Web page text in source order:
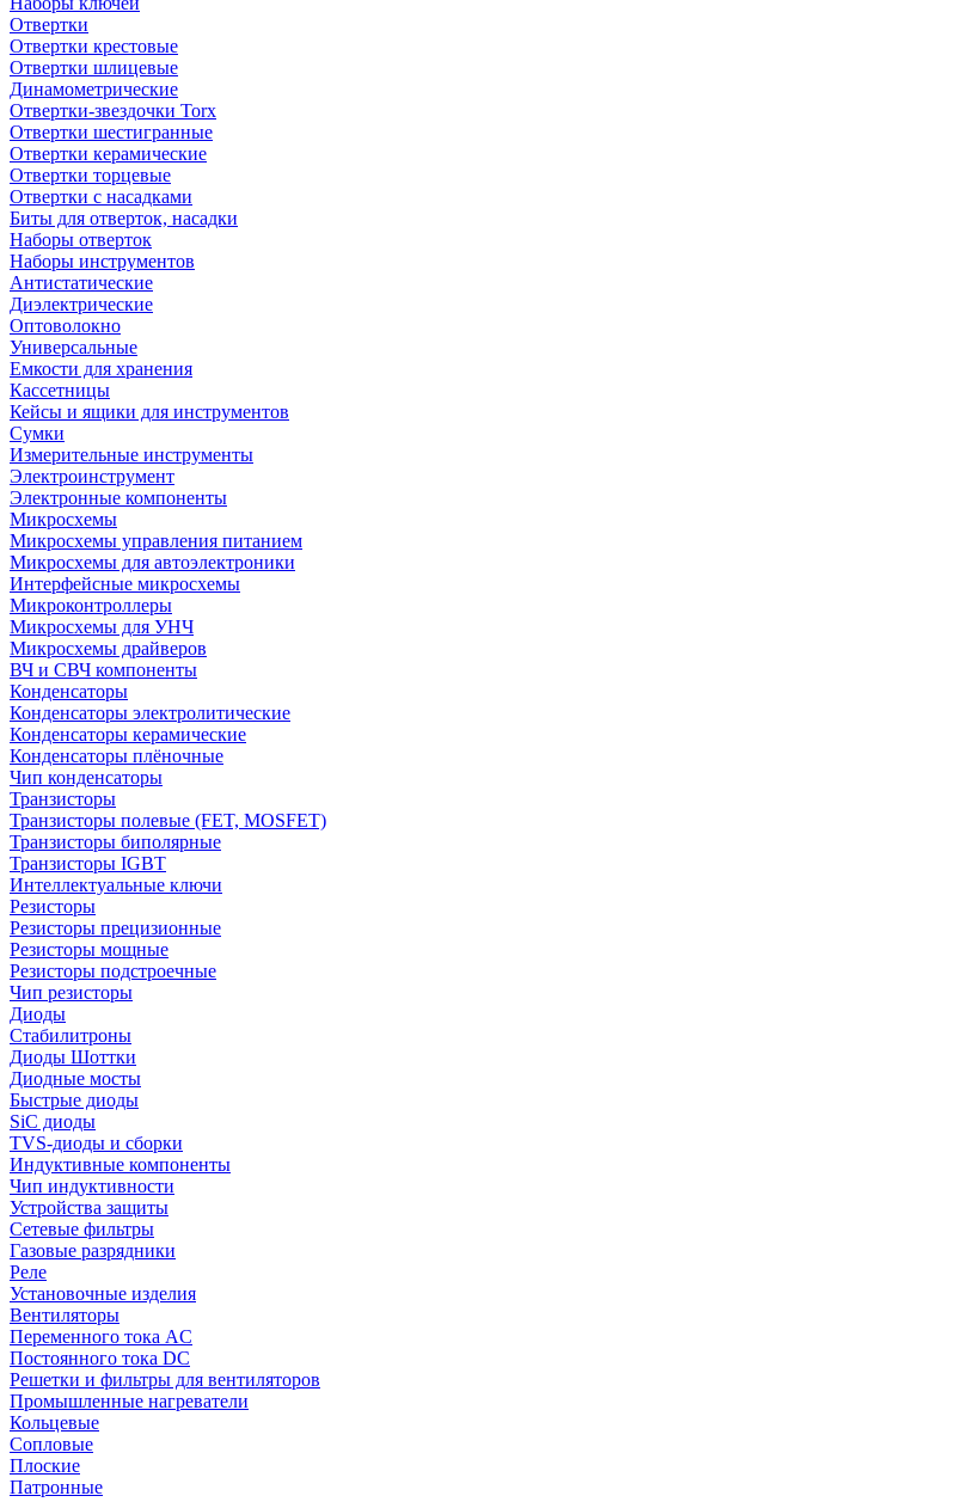
Отвертки
Отвертки крестовые
Отвертки шлицевые
Динамометрические
Отвертки-звездочки Torx
Отвертки шестигранные
Отвертки керамические
Отвертки торцевые
Отвертки с насадками
Биты для отверток, насадки
Наборы отверток
Наборы инструментов
Антистатические
Диэлектрические
Оптоволокно
Универсальные
Емкости для хранения
Кассетницы
Кейсы и ящики для инструментов
Сумки
Измерительные инструменты
Электроинструмент
Электронные компоненты
Микросхемы
Микросхемы управления питанием
Микросхемы для автоэлектроники
Интерфейсные микросхемы
Микроконтроллеры
Микросхемы для УНЧ
Микросхемы драйверов
ВЧ и СВЧ компоненты
Конденсаторы
Конденсаторы электролитические
Конденсаторы керамические
Конденсаторы плёночные
Чип конденсаторы
Транзисторы
Транзисторы полевые (FET, MOSFET)
Транзисторы биполярные
Транзисторы IGBT
Интеллектуальные ключи
Резисторы
Резисторы прецизионные
Резисторы мощные
Резисторы подстроечные
Чип резисторы
Диоды
Стабилитроны
Диоды Шоттки
Диодные мосты
Быстрые диоды
SiC диоды
TVS-диоды и сборки
Индуктивные компоненты
Чип индуктивности
Устройства защиты
Сетевые фильтры
Газовые разрядники
Реле
Установочные изделия
Вентиляторы
Переменного тока AC
Постоянного тока DC
Решетки и фильтры для вентиляторов
Промышленные нагреватели
Кольцевые
Сопловые
Плоские
Патронные